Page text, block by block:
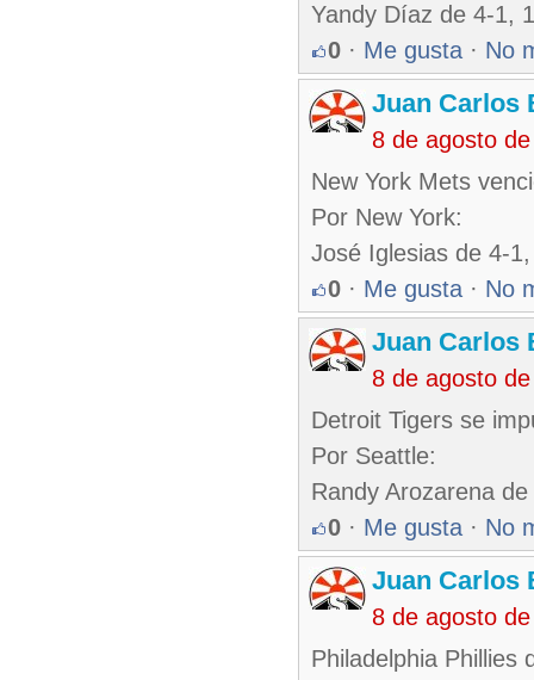
Yandy Díaz de 4-1,
0 · Me gusta · No
Juan Carlos
8 de agosto
New York Mets
Por New York:
José Iglesias de 4-
0 · Me gusta · No
Juan Carlos
8 de agosto
Detroit Tigers se
Por Seattle:
Randy Arozarena
0 · Me gusta · No
Juan Carlos
8 de agosto
Philadelphia Phillies